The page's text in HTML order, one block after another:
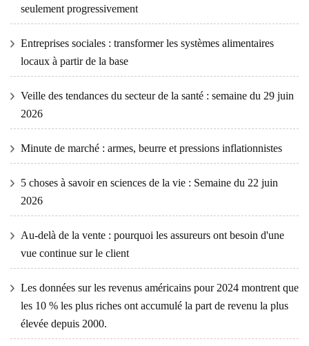
seulement progressivement
Entreprises sociales : transformer les systèmes alimentaires
locaux à partir de la base
Veille des tendances du secteur de la santé : semaine du 29 juin
2026
Minute de marché : armes, beurre et pressions inflationnistes
5 choses à savoir en sciences de la vie : Semaine du 22 juin
2026
Au-delà de la vente : pourquoi les assureurs ont besoin d'une
vue continue sur le client
Les données sur les revenus américains pour 2024 montrent que
les 10 % les plus riches ont accumulé la part de revenu la plus
élevée depuis 2000.